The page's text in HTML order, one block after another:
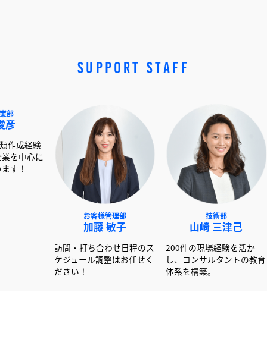
SUPPORT STAFF
山崎
200件の現場
し、コンサル
体系を構築。
訪問・打ち合わせ日程のス
ケジュール調整はお任せく
以上の書類作成経験
かし大手企業を中心に
ートしています！